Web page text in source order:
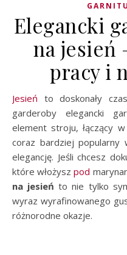
Elegancki
na jesień
pracy i
Jesień to doskonały
garderoby elegancki
element stroju, łączący
coraz bardziej popularny
elegancję. Jeśli chcesz
które włożyszpod
na jesień to nie tylko
wyraz wyrafinowanego
różnorodne okazje.